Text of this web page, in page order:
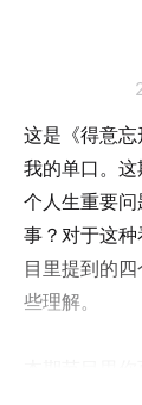
这是《得意
我的单口。
个人生重要
事？对于这
目里提到的
些理解。